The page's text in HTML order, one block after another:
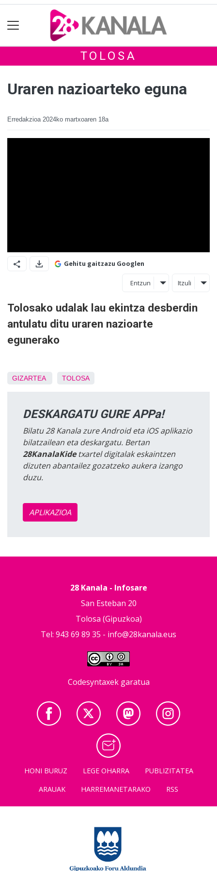
TOLOSA
Uraren nazioarteko eguna
Erredakzioa 2024ko martxoaren 18a
Gehitu gaitzazu Googlen
Entzun Itzuli
Tolosako udalak lau ekintza desberdin
antulatu ditu uraren nazioarte
egunerako
GIZARTEA TOLOSA
DESKARGATU GURE APPa!
Bilatu 28 Kanala zure Android eta iOS aplikazio
bilatzailean eta deskargatu. Bertan
28KanalaKidetxartel digitalak eskaintzen
dizuten abantailez gozatzeko aukera izango
duzu.
APLIKAZIOA
28 Kanala - Infosare
San Esteban 20
Tolosa (Gipuzkoa)
Tel: 943 69 89 35 - info@28kanala.eus
Codesyntaxek garatua
HONI BURUZ LEGE OHARRA
PUBLIZITATEA
ARAUAK
HARREMANETARAKO RSS